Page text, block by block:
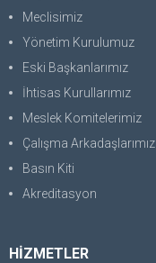
Meclisimiz
Yönetim Kurulumuz
Eski Başkanlarımız
İhtisas Kurullarımız
Meslek Komitelerimiz
Çalışma Arkadaşlarımız
Basın Kiti
Akreditasyon
HİZMETLER